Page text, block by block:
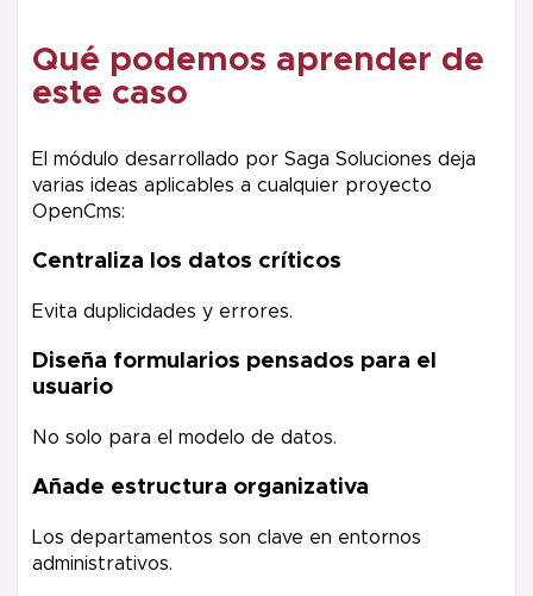
Qué podemos aprender de
este caso
El módulo desarrollado por Saga Soluciones deja
varias ideas aplicables a cualquier proyecto
OpenCms:
Centraliza los datos críticos
Evita duplicidades y errores.
Diseña formularios pensados para el
usuario
No solo para el modelo de datos.
Añade estructura organizativa
Los departamentos son clave en entornos
administrativos.